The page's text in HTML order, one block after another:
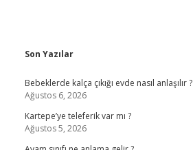
Sidebar
Son Yazılar
Bebeklerde kalça çıkığı evde nasıl anlaşılır ?
Ağustos 6, 2026
Kartepe’ye teleferik var mı ?
Ağustos 5, 2026